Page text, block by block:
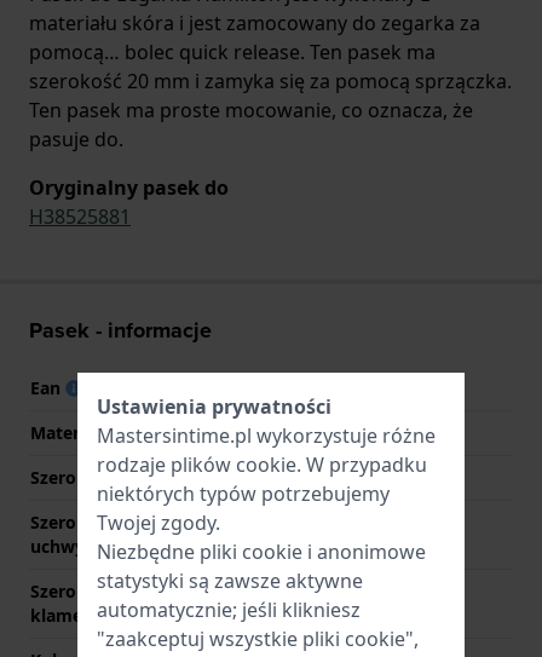
materiału skóra i jest zamocowany do zegarka za
pomocą… bolec quick release. Ten pasek ma
szerokość 20 mm i zamyka się za pomocą sprzączka.
Ten pasek ma proste mocowanie, co oznacza, że
pasuje do.
Oryginalny pasek do
H38525881
Pasek - informacje
Ean
Materiał Paska
Skóra
Szerokość uchwytu
20 mm
Szerokość między
uchwytami
Szerokość paska przy
klamerce
18 mm
Ustawienia prywatności
Mastersintime.pl wykorzystuje różne
rodzaje plików cookie. W przypadku
niektórych typów potrzebujemy
Twojej zgody.
Niezbędne pliki cookie i anonimowe
statystyki są zawsze aktywne
automatycznie; jeśli klikniesz
"zaakceptuj wszystkie pliki cookie",